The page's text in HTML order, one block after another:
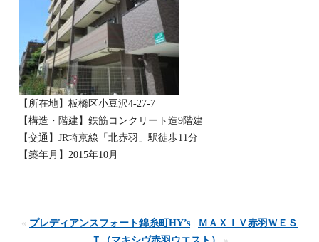
【所在地】板橋区小豆沢4-27-7
【構造・階建】鉄筋コンクリート造9階建
【交通】JR埼京線「北赤羽」駅徒歩11分
【築年月】2015年10月
« プレディアンスフォート錦糸町HY’s
ＭＡＸＩＶ赤羽ＷＥＳ